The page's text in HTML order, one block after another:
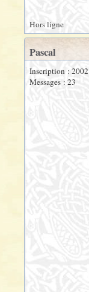
Hors ligne
Pascal
Inscription : 2002
Messages : 23